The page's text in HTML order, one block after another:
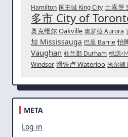
Hamilton 国王城 King City 士嘉堡
多市 City of
奥克维尔 Oakville 奥罗拉 Aurora
加 Mississauga 巴里 Barrie 怡
Vaughan 杜兰郡 Durham 桃源
Windsor 滑铁卢 Waterloo 米尔顿
META
Log in